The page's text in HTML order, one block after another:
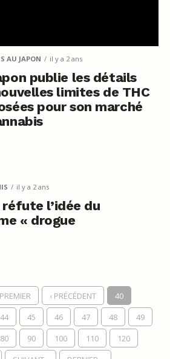
AU JAPON il y a 2 ans
publie les détails
limites de THC
pour son marché
il y a 2 ans
l’idée du
« drogue
‹ PRÉCÉDENT
40
44 45 46 47 48
49
80 90 100 110
120